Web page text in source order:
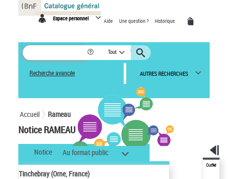
Espace personnel Aide Une question ? Historique
Tout
Recherche avancée AUTRES RECHERCHES
Accueil Rameau
Notice RAMEAU
Notice Au format public
Tinchebray (Orne, France)
Outils
Panneau de gestion des cookies